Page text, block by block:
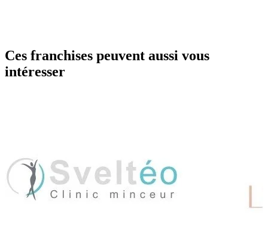
Ces franchises peuvent aussi vous
intéresser